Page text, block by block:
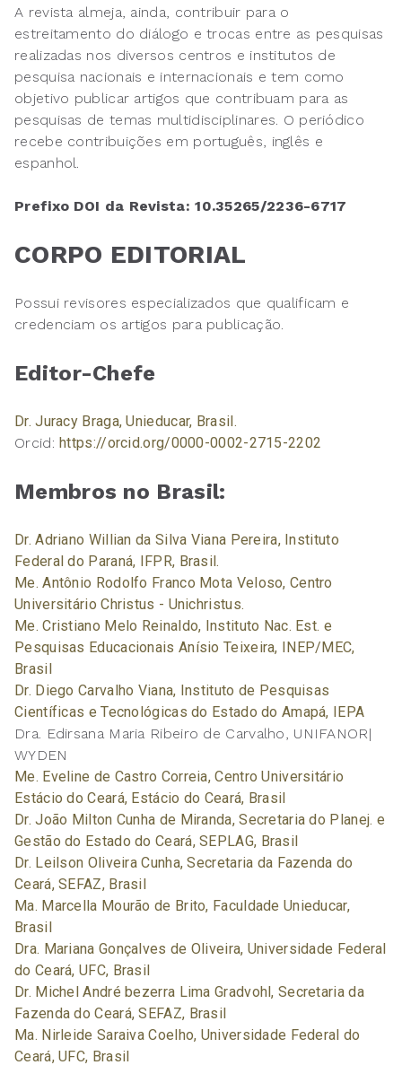
A revista almeja, ainda, contribuir para o
estreitamento do diálogo e trocas entre as pesquisas
realizadas nos diversos centros e institutos de
pesquisa nacionais e internacionais e tem como
objetivo publicar artigos que contribuam para as
pesquisas de temas multidisciplinares. O periódico
recebe contribuições em português, inglês e
espanhol.
Prefixo DOI da Revista: 10.35265/2236-6717
CORPO EDITORIAL
Possui revisores especializados que qualificam e
credenciam os artigos para publicação.
Editor-Chefe
Dr. Juracy Braga, Unieducar, Brasil.
Orcid:https://orcid.org/0000-0002-2715-2202
Membros no Brasil:
Dr. Adriano Willian da Silva Viana Pereira, Instituto
Federal do Paraná, IFPR, Brasil.
Me. Antônio Rodolfo Franco Mota Veloso, Centro
Universitário Christus - Unichristus.
Me. Cristiano Melo Reinaldo, Instituto Nac. Est. e
Pesquisas Educacionais Anísio Teixeira, INEP/MEC,
Brasil
Dr. Diego Carvalho Viana, Instituto de Pesquisas
Científicas e Tecnológicas do Estado do Amapá, IEPA
Dra. Edirsana Maria Ribeiro de Carvalho, UNIFANOR|
WYDEN
Me. Eveline de Castro Correia, Centro Universitário
Estácio do Ceará, Estácio do Ceará, Brasil
Dr. João Milton Cunha de Miranda, Secretaria do Planej. e
Gestão do Estado do Ceará, SEPLAG, Brasil
Dr. Leilson Oliveira Cunha, Secretaria da Fazenda do
Ceará, SEFAZ, Brasil
Ma. Marcella Mourão de Brito, Faculdade Unieducar,
Brasil
Dra. Mariana Gonçalves de Oliveira, Universidade Federal
do Ceará, UFC, Brasil
Dr. Michel André bezerra Lima Gradvohl, Secretaria da
Fazenda do Ceará, SEFAZ, Brasil
Ma. Nirleide Saraiva Coelho, Universidade Federal do
Ceará, UFC, Brasil